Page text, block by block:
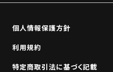
個人情報保護方針
利用規約
特定商取引法に基づく記載